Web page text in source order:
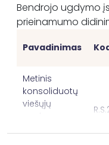
Bendrojo ugdymo
prieinamumo
Pavadinimas
Metinis
konsoliduotų
viešųjų